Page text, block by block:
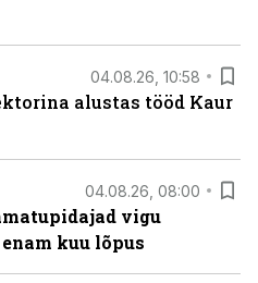
04.08.26, 10:58
alustas tööd Kaur
04.08.26, 08:00
vigu
kuu lõpus